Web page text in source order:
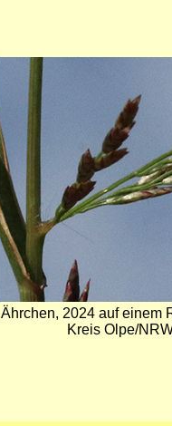
Ährchen, 2024 auf einem
Kreis Olpe/